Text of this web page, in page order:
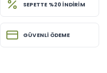
SEPETTE %20 İNDİRİM
GÜVENLİ ÖDEME